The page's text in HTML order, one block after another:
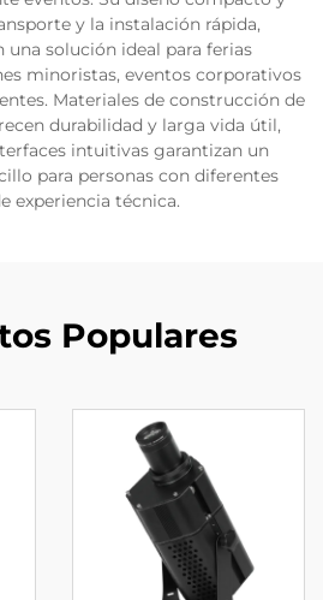
y la instalación rápida,
solución ideal para ferias
minoristas, eventos corporativos
Materiales de construcción de
durabilidad y larga vida útil,
intuitivas garantizan un
para personas con diferentes
experiencia técnica.
Populares